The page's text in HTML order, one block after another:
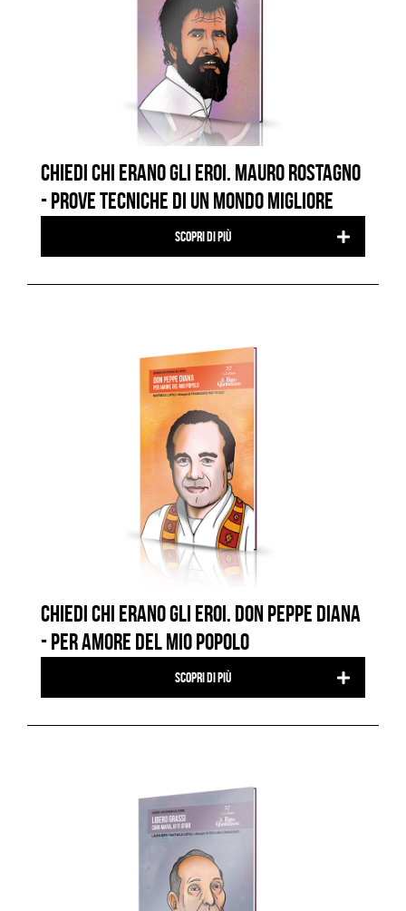
CHIEDI CHI ERANO GLI EROI. MAURO ROSTAGNO
- PROVE TECNICHE DI UN MONDO MIGLIORE
Scopri di più
CHIEDI CHI ERANO GLI EROI. DON PEPPE DIANA
- PER AMORE DEL MIO POPOLO
Scopri di più